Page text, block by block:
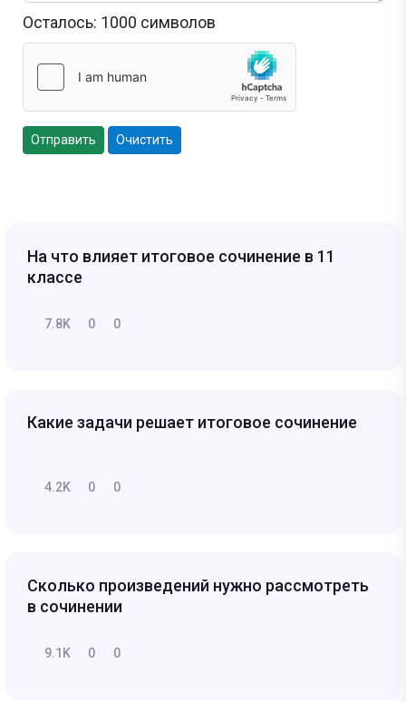
Осталось: 1000 символов
Отправить Очистить
На что влияет итоговое сочинение в 11
классе
7.8K 0 0
Какие задачи решает итоговое сочинение
4.2K 0 0
Сколько произведений нужно рассмотреть
в сочинении
9.1K 0 0